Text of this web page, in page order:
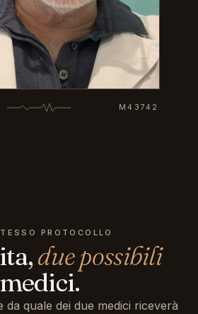
M43742
PROTOCOLLO
due possibili
medici.
da quale dei due medici riceverà